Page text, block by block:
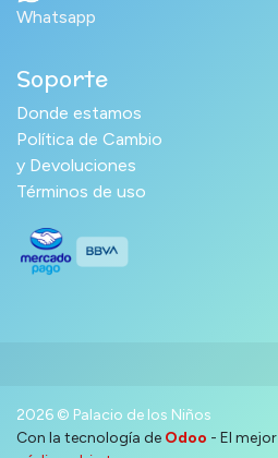
Whatsapp
Soporte
Donde estamos
Política de Cambio
y Devoluciones
Términos de uso
2026 © Palacio de los Niños
Con la tecnología de Odoo - El mejor